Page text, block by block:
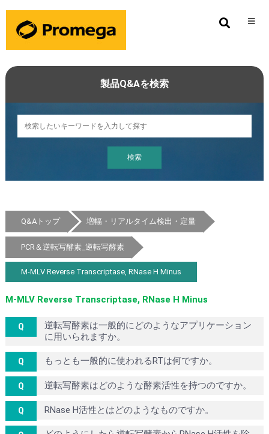
製品Q&Aを検索
Q&Aトップ 増幅・リアルタイム検出・定量
PCR＆逆転写酵素_逆転写酵素
M-MLV Reverse Transcriptase, RNase H Minus
M-MLV Reverse Transcriptase, RNase H Minus
逆転写酵素は一般的にどのようなアプリケーション
に用いられますか。
もっとも一般的に使われるRTは何ですか。
逆転写酵素はどのような酵素活性を持つのですか。
RNase H活性とはどのようなものですか。